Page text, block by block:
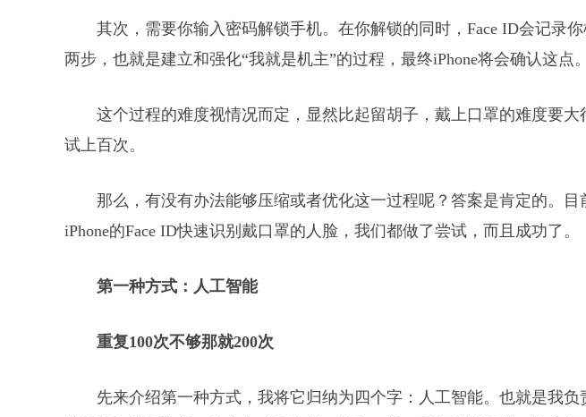
其次，需要你输入密码解锁手机。在你解锁的同时，Face ID会记录
两步，也就是建立和强化“我就是机主”的过程，最终iPhone将会确认这点。
这个过程的难度视情况而定，显然比起留胡子，戴上口罩的难度要
试上百次。
那么，有没有办法能够压缩或者优化这一过程呢？答案是肯定的。目
iPhone的Face ID快速识别戴口罩的人脸，我们都做了尝试，而且成功了。
第一种方式：人工智能
重复100次不够那就200次
先来介绍第一种方式，我将它归纳为四个字：人工智能。也就是我